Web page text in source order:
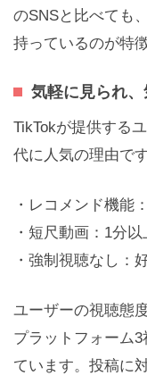
のSNSと比べても
持っているのが特徴
気軽に見られ
TikTokが提供する
代に人気の理由です
・レコメンド機能
・短尺動画：1分
・強制視聴なし：
ユーザーの視聴態
プラットフォーム
ています。投稿に